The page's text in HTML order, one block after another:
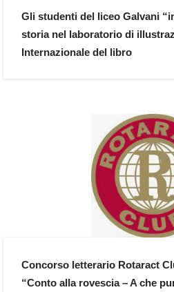
Gli studenti del liceo Galvani
storia nel laboratorio di
Internazionale del libro
Concorso letterario Rotaract
“Conto alla rovescia – A che